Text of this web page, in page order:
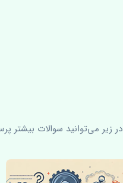
در زیر می‌توانید سوالات بیشتر